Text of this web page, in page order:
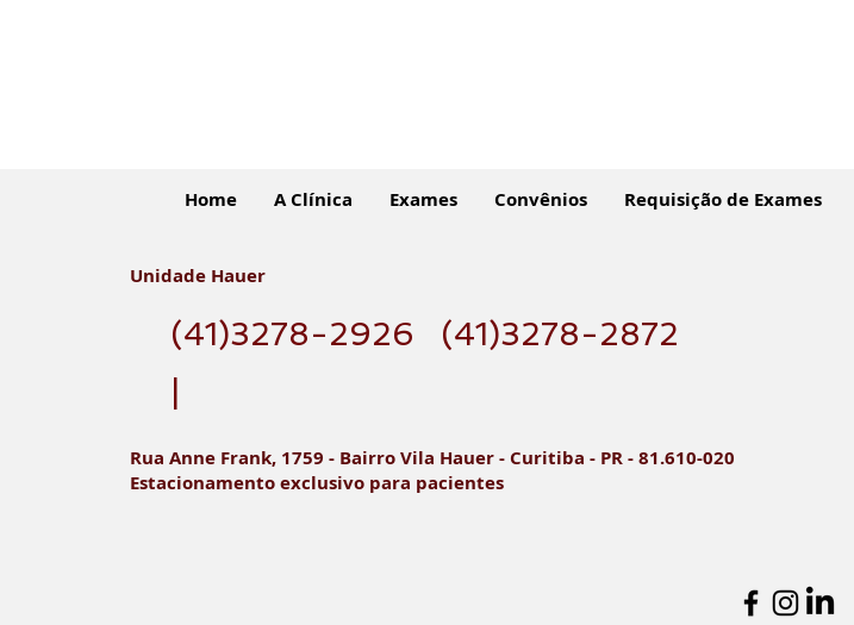
Perfeito de Implantes
Home A Clínica Exames Convênios Requisição de Exames
Unidade Hauer
(41)3278-2926
(41)3278-2872
Rua Anne Frank, 1759 - Bairro Vila Hauer - Curitiba - PR - 81.610-020
Estacionamento exclusivo para pacientes